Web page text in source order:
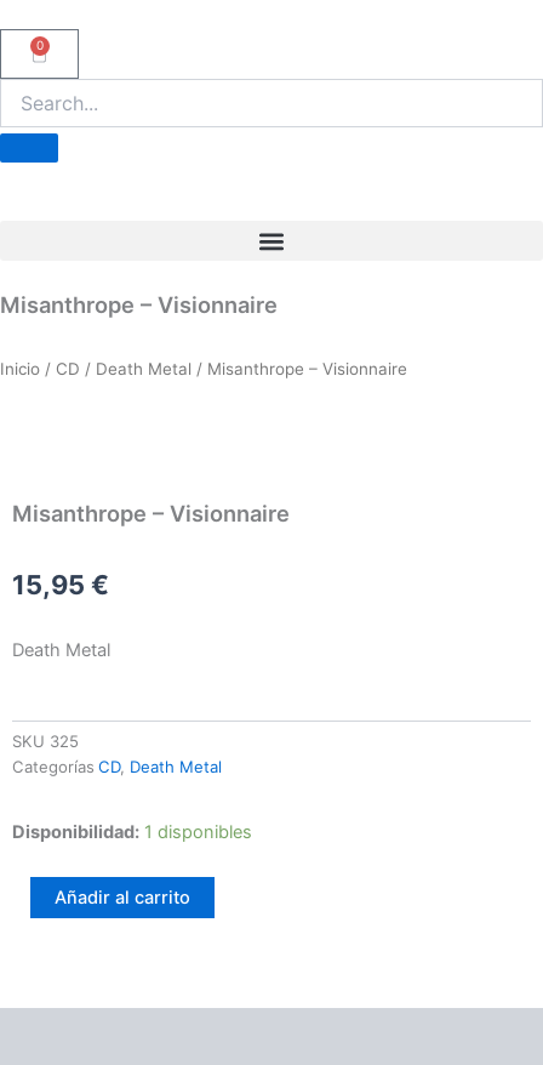
0
Carrito
Misanthrope – Visionnaire
Inicio / CD / Death Metal / Misanthrope – Visionnaire
Misanthrope – Visionnaire
15,95 €
Death Metal
SKU 325
Categorías CD, Death Metal
Disponibilidad: 1 disponibles
Misanthrope
Visionnaire
cantidadAñadir al carrito